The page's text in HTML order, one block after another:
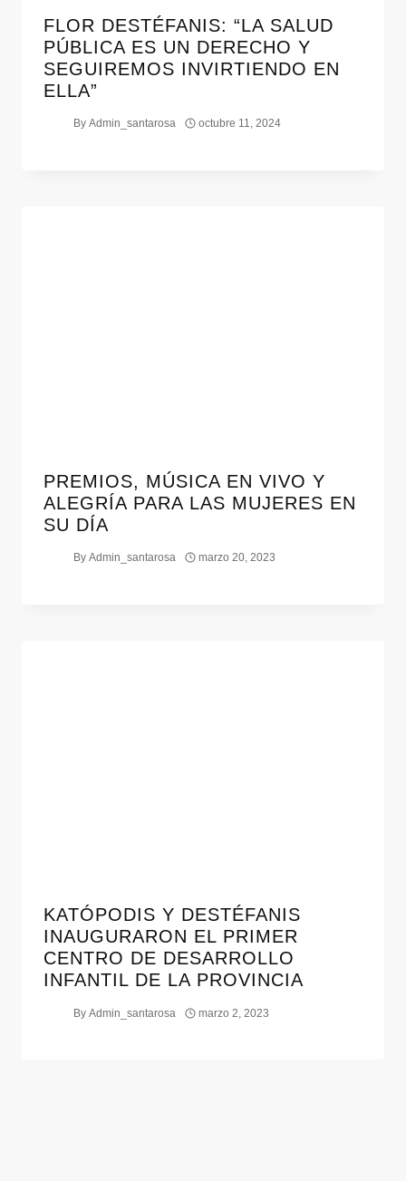
FLOR DESTÉFANIS: “LA SALUD
PÚBLICA ES UN DERECHO Y
SEGUIREMOS INVIRTIENDO EN
ELLA”
By Admin_santarosa octubre 11, 2024
PREMIOS, MÚSICA EN VIVO Y
ALEGRÍA PARA LAS MUJERES EN
SU DÍA
By Admin_santarosa marzo 20, 2023
KATÓPODIS Y DESTÉFANIS
INAUGURARON EL PRIMER
CENTRO DE DESARROLLO
INFANTIL DE LA PROVINCIA
By Admin_santarosa marzo 2, 2023